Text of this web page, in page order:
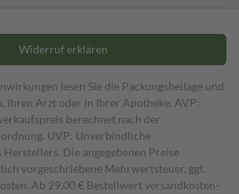
Widerruf erklären
lesen Sie die Packungsbeilage und
Ihren Arzt oder in Ihrer Apotheke. AVP:
berechnet nach der
UVP: Unverbindliche
Die angegebenen Preise
vorgeschriebene Mehrwertsteuer, ggf.
Ab 29,00 € Bestell­wert versand­kosten­